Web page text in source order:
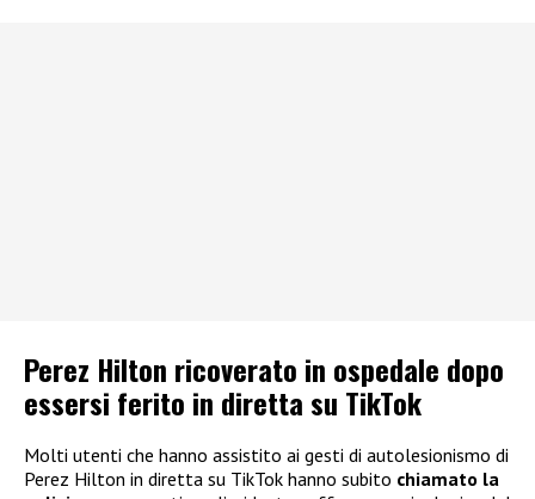
Perez Hilton ricoverato in ospedale dopo
essersi ferito in diretta su TikTok
Molti utenti che hanno assistito ai gesti di autolesionismo di
Perez Hilton in diretta su TikTok hanno subito chiamato la